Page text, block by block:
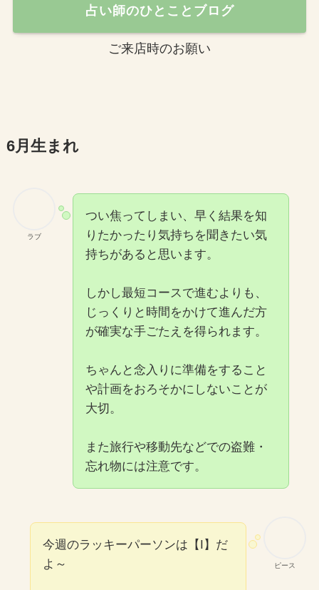
占い師のひとことブログ
ご来店時のお願い
6月生まれ
ラブ
つい焦ってしまい、早く結果を知
りたかったり気持ちを聞きたい気
持ちがあると思います。
しかし最短コースで進むよりも、
じっくりと時間をかけて進んだ方
が確実な手ごたえを得られます。
ちゃんと念入りに準備をすること
や計画をおろそかにしないことが
大切。
また旅行や移動先などでの盗難・
忘れ物には注意です。
ピース
今週のラッキーパーソンは【I】だ
よ～